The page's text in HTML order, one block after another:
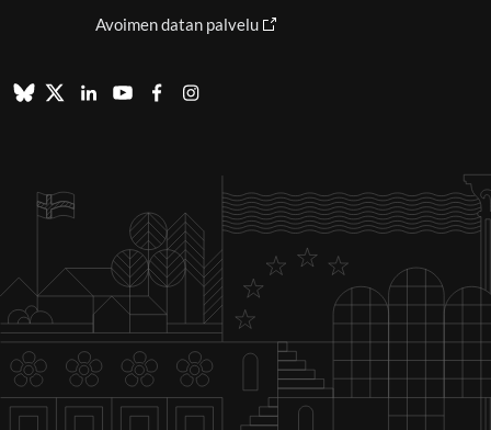
Avoimen datan palvelu